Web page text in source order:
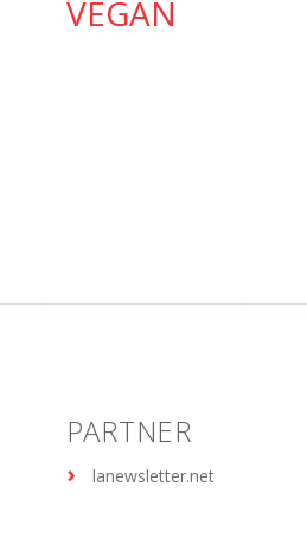
VEGAN
PARTNER
lanewsletter.net